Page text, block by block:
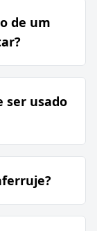
de um
ser usado